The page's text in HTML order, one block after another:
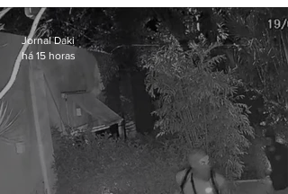
Jornal Daki
há 15 horas